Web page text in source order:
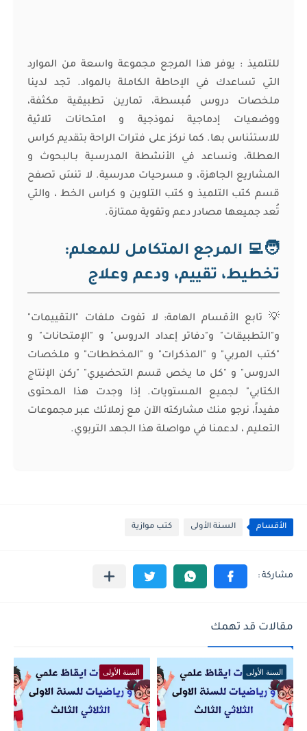
للتلميذ : يوفر هذا المرجع مجموعة واسعة من الموارد
التي تساعدك في الإحاطة الكاملة بالمواد. تجد لدينا
ملخصات دروس مُبسطة، تمارين تطبيقية مكثفة،
ووضعيات إدماجية نموذجية و امتحانات تلاثية
للاستئناس بها. كما نركز على فترات الراحة بتقديم كراس
العطلة، ونساعد في الأنشطة المدرسية بـالبحوث و
المشاريع الجاهزة، و مسرحيات مدرسية. لا تنسَ تصفح
قسم كتب التلميذ و كتب التلوين و كراس الخط ، والتي
تُعد جميعها مصادر دعم وتقوية ممتازة.
🧑‍💻 المرجع المتكامل للمعلم:
تخطيط، تقييم، ودعم وعلاج
💡 تابع الأقسام الهامة: لا تفوت ملفات "التقييمات"
و"التطبيقات" و"دفاتر إعداد الدروس" و "الإمتحانات" و
"كتب المربي" و "المذكرات" و "المخططات" و ملخصات
الدروس" و "كل ما يخص قسم التحضيري" "ركن الإنتاج
الكتابي" لجميع المستويات. إذا وجدت هذا المحتوى
مفيداً، نرجو منك مشاركته الآن مع زملائك عبر مجموعات
التعليم ، لدعمنا في مواصلة هذا الجهد التربوي.
الأقسام السنة الأولى كتب موازية
مقالات قد تهمك
السنة الأولى السنة الأولى